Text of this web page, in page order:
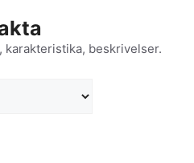
beskrivelser.